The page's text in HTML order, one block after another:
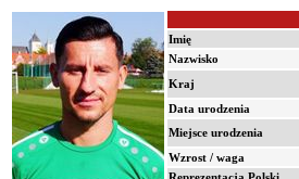
Imię
Nazwisko
Kraj
Data urodzenia
Miejsce urodzenia
Wzrost / waga